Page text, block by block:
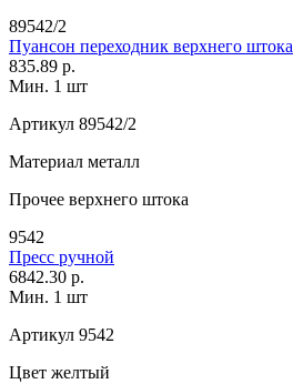
89542/2
Пуансон переходник верхнего штока
835.89 р.
Мин. 1 шт
Артикул 89542/2
Материал металл
Прочее верхнего штока
9542
Пресс ручной
6842.30 р.
Мин. 1 шт
Артикул 9542
Цвет желтый